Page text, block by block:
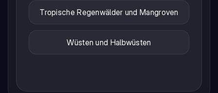
Tropische Regenwälder und Mangroven
Wüsten und Halbwüsten